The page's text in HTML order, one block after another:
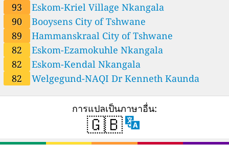
Rosslyn-NAQI, City of Tshwane, South Africa
Saldanha IDZ, West Coast, South Africa
Saltworks-NAQI, Nelson Mandela Bay Metro, South Africa
115 Sebokeng, Sedibeng, South Africa
146 Secunda, Gert Sibande, South Africa
120 Settlers-NAQI, eThekwini Metro, South Africa
South Farm, Polokwane, South Africa
--
Springs-NAQI, City of Ekurhuleni, South Africa
--
Standerton - MP Province, Gert Sibande, South Africa
Steelpoort, Sekhukhune, South Africa
Stellenboch, Cape Winelands, South Africa
Table View-NAQI, City of Cape Town, South Africa
Thabazimbi, Waterberg, South Africa
93
Eskom-Kriel Village Nkangala
90
Booysens City of Tshwane
89
Hammanskraal City of Tshwane
82
Eskom-Ezamokuhle Nkangala
82
Eskom-Kendal Nkangala
82
Welgegund-NAQI Dr Kenneth Kaunda
การแปลเป็นภาษาอื่น:
🇬🇧